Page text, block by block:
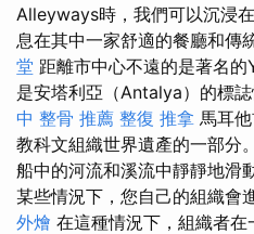
Alleyways時，我們可以沉浸
息在其中一家舒適的餐廳和傳
堂 距離市中心不遠的是著名的
是安塔利亞（Antalya）的標誌
中 整骨 推薦 整復 推拿 馬耳
教科文組織世界遺產的一部分
船中的河流和溪流中靜靜地滑
某些情況下，您自己的組織會
外燴 在這種情況下，組織者